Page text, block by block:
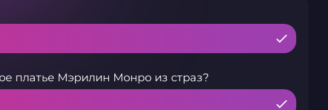
платье Мэрилин Монро из страз?